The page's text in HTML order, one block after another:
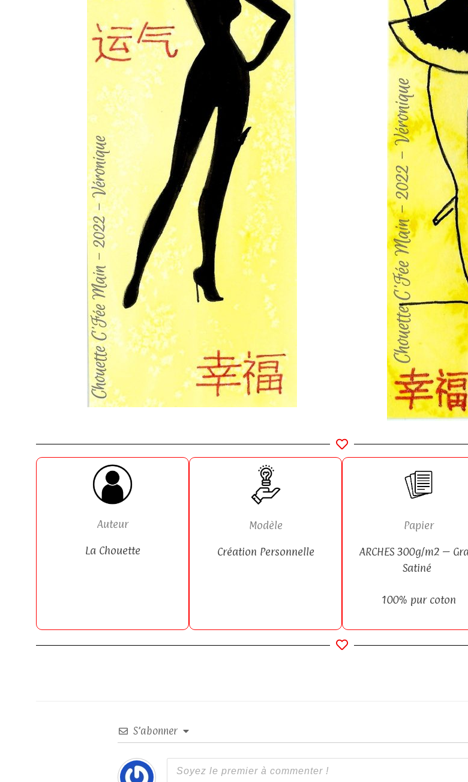
Auteur
La Chouette
Modèle
Création Personnelle
Papier
ARCHES 300g/m2 –
Satiné
100% pur coton
S’abonner